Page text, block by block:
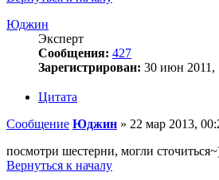
Юджин
Эксперт
Сообщения: 427
Зарегистрирован: 30 июн 2011,
Цитата
Сообщение Юджин » 22 мар 2013,
посмотри шестерни, могли
Вернуться к началу